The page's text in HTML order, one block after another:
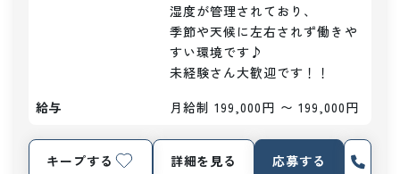
湿度が管理されており、
季節や天候に左右されず働きや
すい環境です♪
未経験さん大歓迎です！！
給与
月給制 199,000円 〜 199,000円
キープする 詳細を見る 応募する